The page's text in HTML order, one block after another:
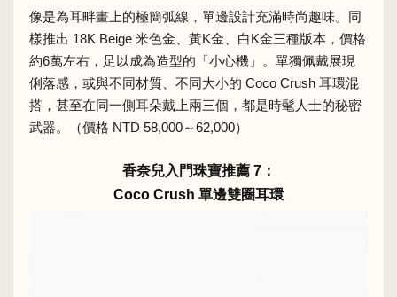
像是為耳畔畫上的極簡弧線，單邊設計充滿時尚趣味。同
樣推出 18K Beige 米色金、黃K金、白K金三種版本，價格
約6萬左右，足以成為造型的「小心機」。單獨佩戴展現
俐落感，或與不同材質、不同大小的 Coco Crush 耳環混
搭，甚至在同一側耳朵戴上兩三個，都是時髦人士的秘密
武器。（價格 NTD 58,000～62,000）
香奈兒入門珠寶推薦 7：
Coco Crush 單邊雙圈耳環